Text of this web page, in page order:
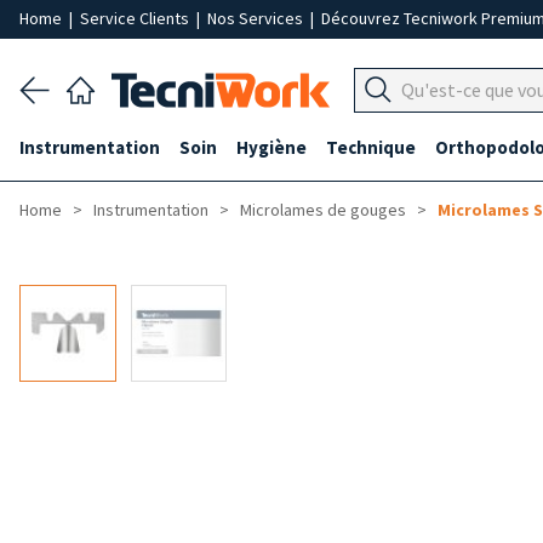
Home | Service Clients | Nos Services | Découvrez Tecniwork Premium
Instrumentation Soin Hygiène Technique
Home Instrumentation Microlames de gouges Microlames